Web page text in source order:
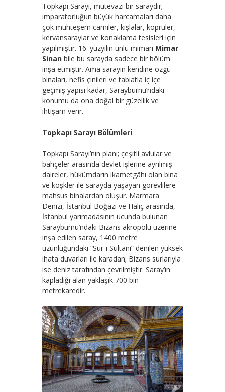
Topkapı Sarayı, mütevazı bir saraydır;
imparatorluğun büyük harcamaları daha
çok muhteşem camiler, kışlalar, köprüler,
kervansaraylar ve konaklama tesisleri için
yapılmıştır. 16. yüzyılın ünlü mimarı Mimar
Sinan bile bu sarayda sadece bir bölüm
inşa etmiştir. Ama sarayın kendine özgü
binaları, nefis çinileri ve tabiatla iç içe
geçmiş yapısı kadar, Sarayburnu’ndaki
konumu da ona doğal bir güzellik ve
ihtişam verir.
Topkapı Sarayı Bölümleri
Topkapı Sarayı’nın planı; çeşitli avlular ve
bahçeler arasında devlet işlerine ayrılmış
daireler, hükümdarın ikametgâhı olan bina
ve köşkler ile sarayda yaşayan görevlilere
mahsus binalardan oluşur. Marmara
Denizi, İstanbul Boğazı ve Haliç arasında,
İstanbul yarımadasının ucunda bulunan
Sarayburnu’ndaki Bizans akropolü üzerine
inşa edilen saray, 1400 metre
uzunluğundaki “Sur-ı Sultani” denilen yüksek
ihata duvarları ile karadan; Bizans surlarıyla
ise deniz tarafından çevrilmiştir. Saray’ın
kapladığı alan yaklaşık 700 bin
metrekaredir.